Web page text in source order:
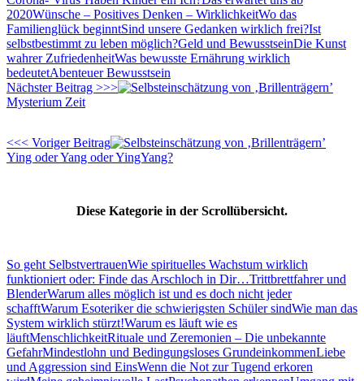
2020Wünsche – Positives Denken – WirklichkeitWo das
Familienglück beginntSind unsere Gedanken wirklich frei?Ist
selbstbestimmt zu leben möglich?Geld und BewusstseinDie Kunst
wahrer ZufriedenheitWas bewusste Ernährung wirklich
bedeutetAbenteuer Bewusstsein
Nächster Beitrag >>>
Mysterium Zeit
<<< Voriger Beitrag
Ying oder Yang oder YingYang?
Diese Kategorie in der Scrollübersicht.
So geht SelbstvertrauenWie spirituelles Wachstum wirklich
funktioniert oder: Finde das Arschloch in Dir…Trittbrettfahrer und
BlenderWarum alles möglich ist und es doch nicht jeder
schafftWarum Esoteriker die schwierigsten Schüler sindWie man das
System wirklich stürzt!Warum es läuft wie es
läuftMenschlichkeitRituale und Zeremonien – Die unbekannte
GefahrMindestlohn und Bedingungsloses GrundeinkommenLiebe
und Aggression sind EinsWenn die Not zur Tugend erkoren